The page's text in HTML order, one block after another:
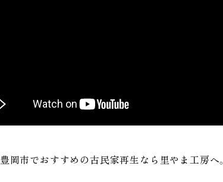
豊岡市でおすすめの古民家再生なら里やま工房へ。